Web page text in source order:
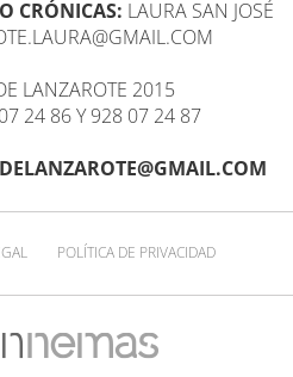
CRÓNICAS: LAURA SAN JOSÉ
LANZAROTE 2015
24 86 Y 928 07 24 87
POLÍTICA DE PRIVACIDAD